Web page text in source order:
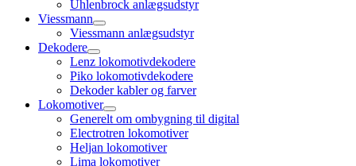
menu
Uhlenbrock anlægsudstyr
Viessmann
open
child
menu
Viessmann anlægsudstyr
Dekodere
open
child
menu
Lenz lokomotivdekodere
Piko lokomotivdekodere
Dekoder kabler og farver
Lokomotiver
open
child
menu
Generelt om ombygning til digital
Electrotren lokomotiver
Heljan lokomotiver
Lima lokomotiver